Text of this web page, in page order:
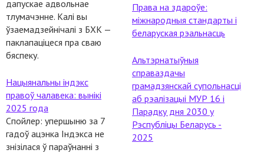
дапускае адвольнае
тлумачэнне. Калі вы
ўзаемадзейнічалі з БХК —
паклапаціцеся пра сваю
бяспеку.
Нацыянальны індэкс
правоў чалавека: вынікі
2025 года
Спойлер: упершыню за 7
гадоў ацэнка Індэкса не
знізілася ў параўнанні з
Права на здароўе:
міжнародныя стандарты і
беларуская рэальнасць
Альтэрнатыўныя
справаздачы
грамадзянскай супольнасці
аб рэалізацыі МУР 16 і
Парадку дня 2030 у
Рэспубліцы Беларусь -
2025